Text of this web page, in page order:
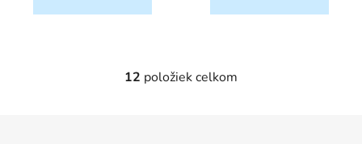
O
12 položiek celkom